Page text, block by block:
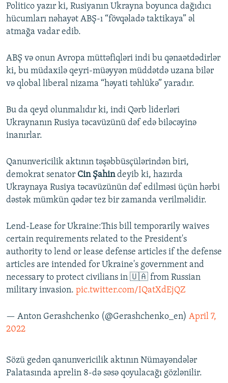
Politico yazır ki, Rusiyanın Ukrayna boyunca dağıdıcı
hücumları nəhayət ABŞ-ı “fövqəladə taktikaya” əl
atmağa vadar edib.
ABŞ və onun Avropa müttəfiqləri indi bu qənaətdədirlər
ki, bu müdaxilə qeyri-müəyyən müddətdə uzana bilər
və qlobal liberal nizama “həyati təhlükə” yaradır.
Bu da qeyd olunmalıdır ki, indi Qərb liderləri
Ukraynanın Rusiya təcavüzünü dəf edə biləcəyinə
inanırlar.
Qanunvericilik aktının təşəbbüsçülərindən biri,
demokrat senator Cin Şahindeyib ki, hazırda
Ukraynaya Rusiya təcavüzünün dəf edilməsi üçün hərbi
dəstək mümkün qədər tez bir zamanda verilməlidir.
Lend-Lease for Ukraine:This bill temporarily waives
certain requirements related to the President's
authority to lend or lease defense articles if the defense
articles are intended for Ukraine's government and
necessary to protect civilians in 🇺🇦 from Russian
military invasion. pic.twitter.com/IQatXdEjQZ
— Anton Gerashchenko (@Gerashchenko_en) April 7,
2022
Sözü gedən qanunvericilik aktının Nümayəndələr
Palatasında aprelin 8-də səsə qoyulacağı gözlənilir.